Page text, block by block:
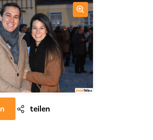
teilen